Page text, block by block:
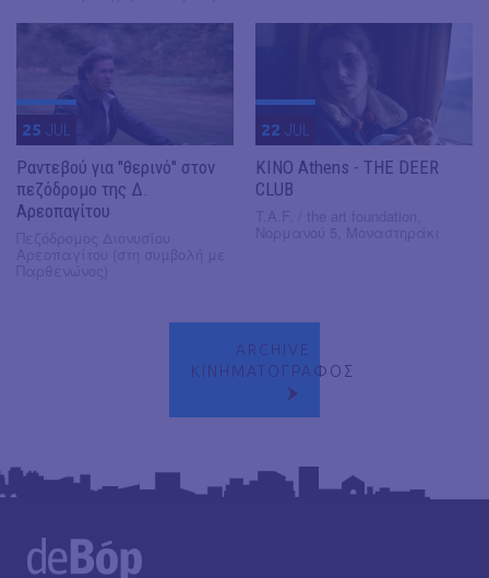
25 JUL
Ραντεβού για "θερινό" στον
πεζόδρομο της Δ.
Αρεοπαγίτου
22 JUL
KINO Athens - THE DEER
CLUB
ARCHIVE
ΚΙΝΗΜΑΤΟΓΡΑΦΟΣ